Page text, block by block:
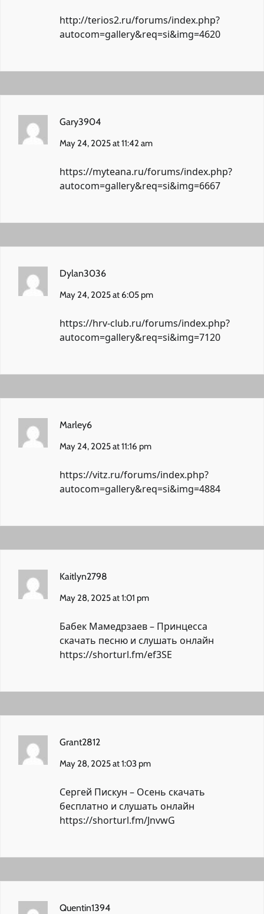
http://terios2.ru/forums/index.php?
autocom=gallery&req=si&img=4620
Gary3904
May 24, 2025 at 11:42 am
https://myteana.ru/forums/index.php?
autocom=gallery&req=si&img=6667
Dylan3036
May 24, 2025 at 6:05 pm
https://hrv-club.ru/forums/index.php?
autocom=gallery&req=si&img=7120
Marley6
May 24, 2025 at 11:16 pm
https://vitz.ru/forums/index.php?
autocom=gallery&req=si&img=4884
Kaitlyn2798
May 28, 2025 at 1:01 pm
Бабек Мамедрзаев – Принцесса
скачать песню и слушать онлайн
https://shorturl.fm/ef3SE
Grant2812
May 28, 2025 at 1:03 pm
Сергей Пискун – Осень скачать
бесплатно и слушать онлайн
https://shorturl.fm/JnvwG
Quentin1394